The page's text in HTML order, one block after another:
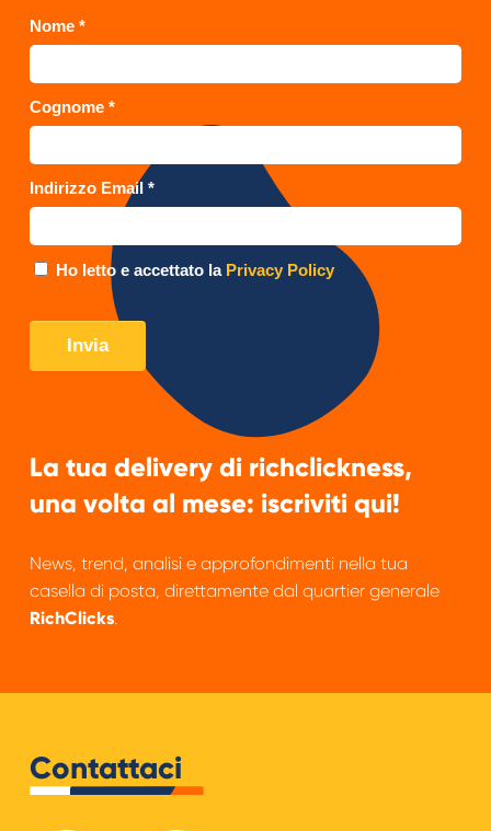
La tua delivery di richclickness,
una volta al mese: iscriviti qui!
News, trend, analisi e approfondimenti nella tua
casella di posta, direttamente dal quartier generale
RichClicks.
Contattaci